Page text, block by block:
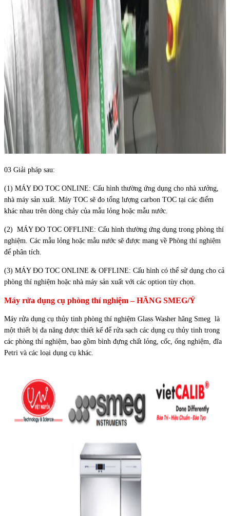
03 Giải pháp sau:
(1) MÁY ĐO TOC ONLINE: Cấu hình thường ứng dụng cho nhà xưởng,
nhà máy sản xuất. Máy TOC sẽ đo tổng lượng carbon TOC tại các điểm
khác nhau trên dòng chảy của mẫu lỏng hoặc mẫu nước.
(2) MÁY ĐO TOC OFFLINE: Cấu hình thường ứng dụng trong phòng thí
nghiệm. Các mẫu lỏng hoặc mẫu nước sẽ được mang về Phòng thí nghiệm
để phân tích.
(3) MÁY ĐO TOC ONLINE & OFFLINE: Cấu hình có thể sử dụng cho cả
phòng thí nghiệm hoặc nhà máy sản xuất với các option tùy chọn.
Máy rửa dụng cụ phòng thí nghiệm – HÃNG SMEG/Ý
Máy rửa dụng cụ thủy tinh phòng thí nghiệm Glass Washer hãng Smeg là
một thiết bị đa năng được thiết kế để rửa sạch các dụng cụ thủy tinh trong
các phòng thí nghiệm, bao gồm bình đựng chất lỏng, cốc, ống nghiệm, đĩa
Petri và các loại dụng cụ khác.